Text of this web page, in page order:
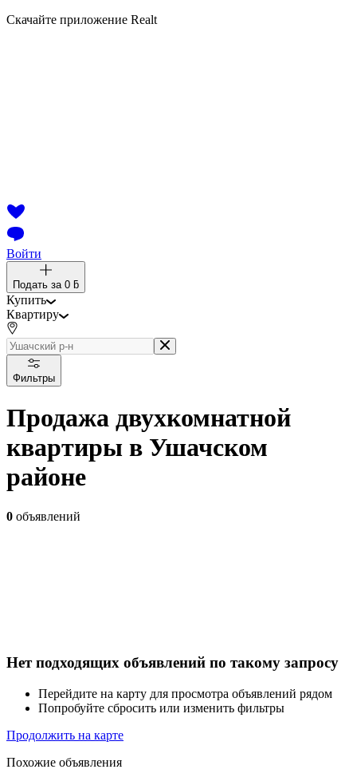
Скачайте приложение Realt
Войти
Подать за 0 ƃ
Купить
Квартиру
Фильтры
Продажа двухкомнатной
квартиры в Ушачском
районе
0 объявлений
Нет подходящих объявлений по такому запросу
Перейдите на карту для просмотра объявлений рядом
Попробуйте сбросить или изменить фильтры
Продолжить на карте
Похожие объявления